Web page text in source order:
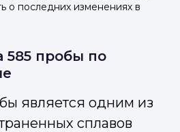
о последних изменениях в
585 пробы по
является одним из
сплавов